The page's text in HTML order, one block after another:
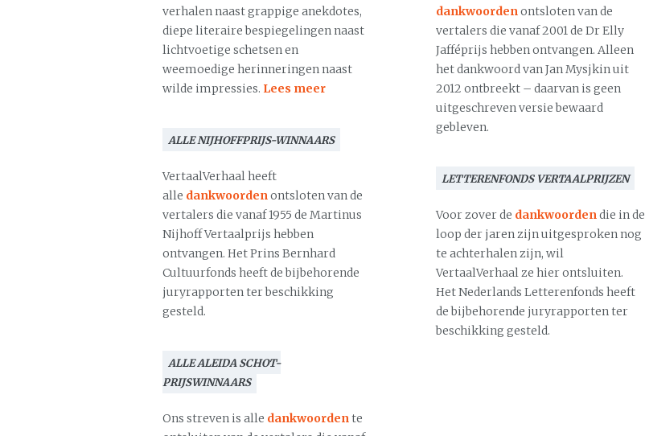
verhalen naast grappige anekdotes,
diepe literaire bespiegelingen naast
lichtvoetige schetsen en
weemoedige herinneringen naast
wilde impressies. Lees meer
ALLE NIJHOFFPRIJS-WINNAARS
VertaalVerhaal heeft
alle dankwoordenontsloten van de
vertalers die vanaf 1955 de Martinus
Nijhoff Vertaalprijs hebben
ontvangen. Het Prins Bernhard
Cultuurfonds heeft de bijbehorende
juryrapporten ter beschikking
gesteld.
ALLE ALEIDA SCHOT-
PRIJSWINNAARS
Ons streven is alle dankwoordente
dankwoordenontsloten van de
vertalers die vanaf 2001 de Dr Elly
Jafféprijs hebben ontvangen. Alleen
het dankwoord van Jan Mysjkin uit
2012 ontbreekt – daarvan is geen
uitgeschreven versie bewaard
gebleven.
LETTERENFONDS VERTAALPRIJZEN
Voor zover de dankwoordendie in de
loop der jaren zijn uitgesproken nog
te achterhalen zijn, wil
VertaalVerhaal ze hier ontsluiten.
Het Nederlands Letterenfonds heeft
de bijbehorende juryrapporten ter
beschikking gesteld.